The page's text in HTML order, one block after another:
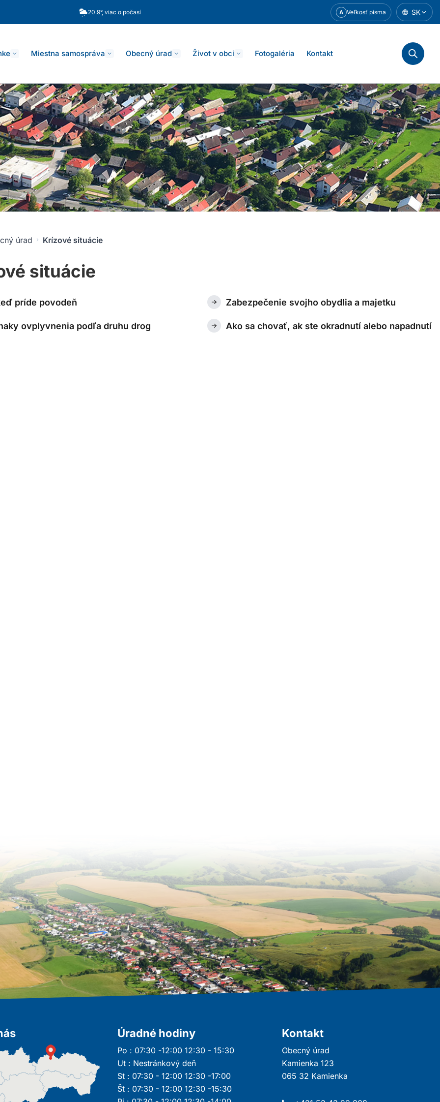
20.9°, viac o počasí A Veľkosť písma SK
Miestna samospráva Obecný úrad Život v obci Fotogaléria Kontakt
úrad Krízové situácie
situácie
príde povodeň Zabezpečenie svojho obydlia a majetku
ovplyvnenia podľa druhu drog Ako sa chovať, ak ste okradnutí alebo napadnutí
Úradné hodiny
Po : 07:30 -12:00 12:30 - 15:30
Ut : Nestránkový deň
St : 07:30 - 12:00 12:30 -17:00
Št : 07:30 - 12:00 12:30 -15:30
Kontakt
Obecný úrad
Kamienka 123
065 32 Kamienka